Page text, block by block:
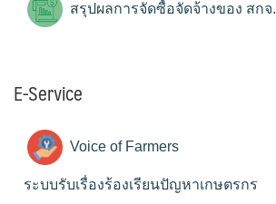
สรุปผลการจัดซื้อจัดจ้างของ สกจ.
E-Service
Voice of Farmers
ระบบรับเรื่องร้องเรียนปัญหาเกษตรกร